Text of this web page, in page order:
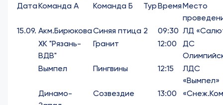
ДатаКоманда А Команда Б ТурВремяМесто
15.09. Акм.БирюковаСиняя птица 2 09:30 ЛД
ХК "Рязань-
ВДВ"
Гранит 12:00
ДС
Вымпел
Пингвины 12:15
ЛДС
«Вымпел»
Динамо-
Созвездие 13:00